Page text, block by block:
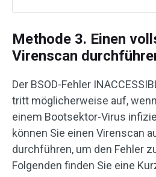
Methode 3. Einen
Virenscan
Der BSOD-Fehler
tritt möglicherweise auf,
einem Bootsektor-Virus
können Sie einen Virenscan
durchführen, um den Fehler
Folgenden finden Sie eine